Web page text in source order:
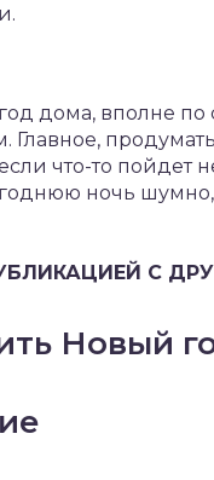
дома, вполне
Главное,
что-то пойдет
ночь
С
Новый